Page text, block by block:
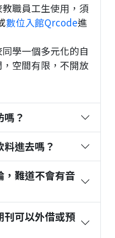
職員工生使用，須
數位入館Qrcode進
學一個多元化的自
空間有限，不開放
？
進去嗎？
，難道不會有音
刊可以外借或預